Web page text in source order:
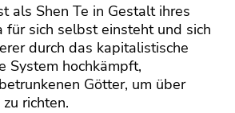
als Shen Te in Gestalt ihres
für sich selbst einsteht und sich
durch das kapitalistische
System hochkämpft,
Götter, um über
richten.